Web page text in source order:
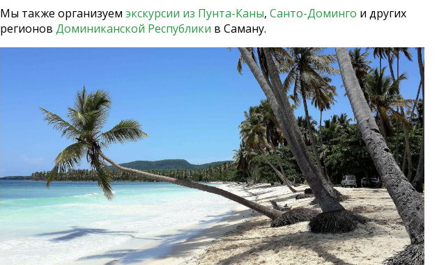
Мы также организуем экскурсии из Пунта-Каны, Санто-Доминго и других
регионов Доминиканской Республики в Саману.